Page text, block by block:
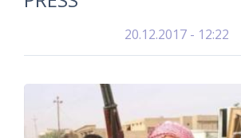
20.12.2017 - 12:22